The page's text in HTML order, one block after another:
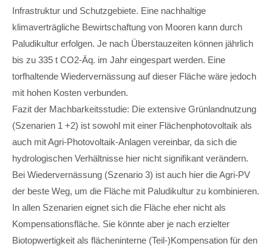
Infrastruktur und Schutzgebiete. Eine nachhaltige
klimaverträgliche Bewirtschaftung von Mooren kann durch
Paludikultur erfolgen. Je nach Überstauzeiten können jährlich
bis zu 335 t CO2-Äq. im Jahr eingespart werden. Eine
torfhaltende Wiedervernässung auf dieser Fläche wäre jedoch
mit hohen Kosten verbunden.
Fazit der Machbarkeitsstudie: Die extensive Grünlandnutzung
(Szenarien 1 +2) ist sowohl mit einer Flächenphotovoltaik als
auch mit Agri-Photovoltaik-Anlagen vereinbar, da sich die
hydrologischen Verhältnisse hier nicht signifikant verändern.
Bei Wiedervernässung (Szenario 3) ist auch hier die Agri-PV
der beste Weg, um die Fläche mit Paludikultur zu kombinieren.
In allen Szenarien eignet sich die Fläche eher nicht als
Kompensationsfläche. Sie könnte aber je nach erzielter
Biotopwertigkeit als flächeninterne (Teil-)Kompensation für den